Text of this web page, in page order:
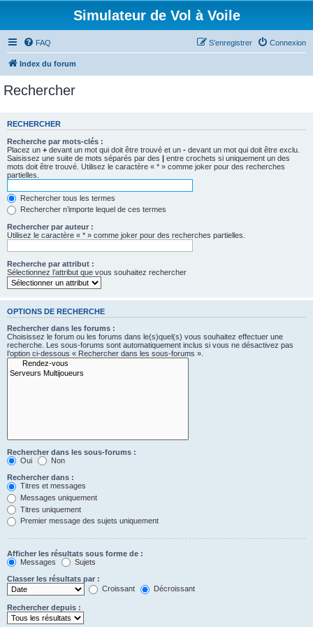
Simulateur de Vol à Voile
FAQ Connexion
S’enregistrer
Index du forum
Rechercher
RECHERCHER
Recherche par mots-clés :
Placez un + devant un mot qui doit être trouvé et un - devant un mot qui doit être exclu.
Saisissez une suite de mots séparés par des | entre crochets si uniquement un des
mots doit être trouvé. Utilisez le caractère « * » comme joker pour des recherches
partielles.
Rechercher tous les termes
Rechercher n’importe lequel de ces termes
Rechercher par auteur :
Utilisez le caractère « * » comme joker pour des recherches partielles.
Recherche par attribut :
Sélectionnez l’attribut que vous souhaitez rechercher
OPTIONS DE RECHERCHE
Rechercher dans les forums :
Choisissez le forum ou les forums dans le(s)quel(s) vous souhaitez effectuer une
recherche. Les sous-forums sont automatiquement inclus si vous ne désactivez pas
l’option ci-dessous « Rechercher dans les sous-forums ».
Rechercher dans les sous-forums :
Oui
Non
Rechercher dans :
Titres et messages
Messages uniquement
Titres uniquement
Premier message des sujets uniquement
Afficher les résultats sous forme de :
Messages
Sujets
Classer les résultats par :
Croissant
Décroissant
Rechercher depuis :